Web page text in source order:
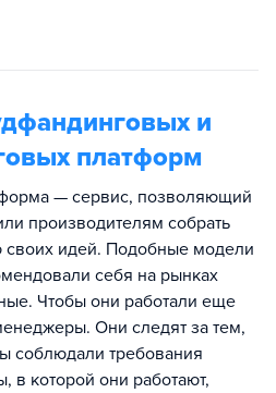
и
платформ
— сервис, позволяющий
производителям собрать
своих идей. Подобные модели
себя на рынках
Чтобы они работали еще
Они следят за тем,
соблюдали требования
в которой они работают,